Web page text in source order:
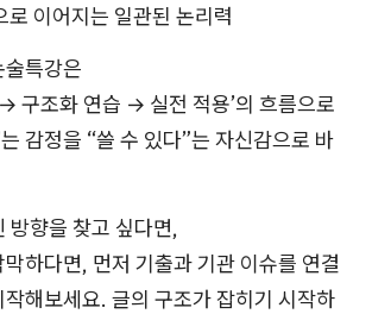
이어지는 일관된 논리력
특강은
구조화 연습 → 실전 적용’의 흐름으로
감정을 “쓸 수 있다”는 자신감으로 바
방향을 찾고 싶다면,
하다면, 먼저 기출과 기관 이슈를 연결
해보세요. 글의 구조가 잡히기 시작하